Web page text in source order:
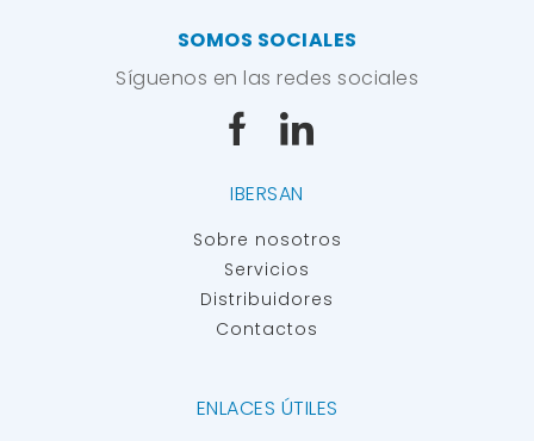
IBERSAN
Sobre nosotros
Servicios
Distribuidores
Contactos
SOMOS SOCIALES
Síguenos en las redes sociales
ENLACES ÚTILES